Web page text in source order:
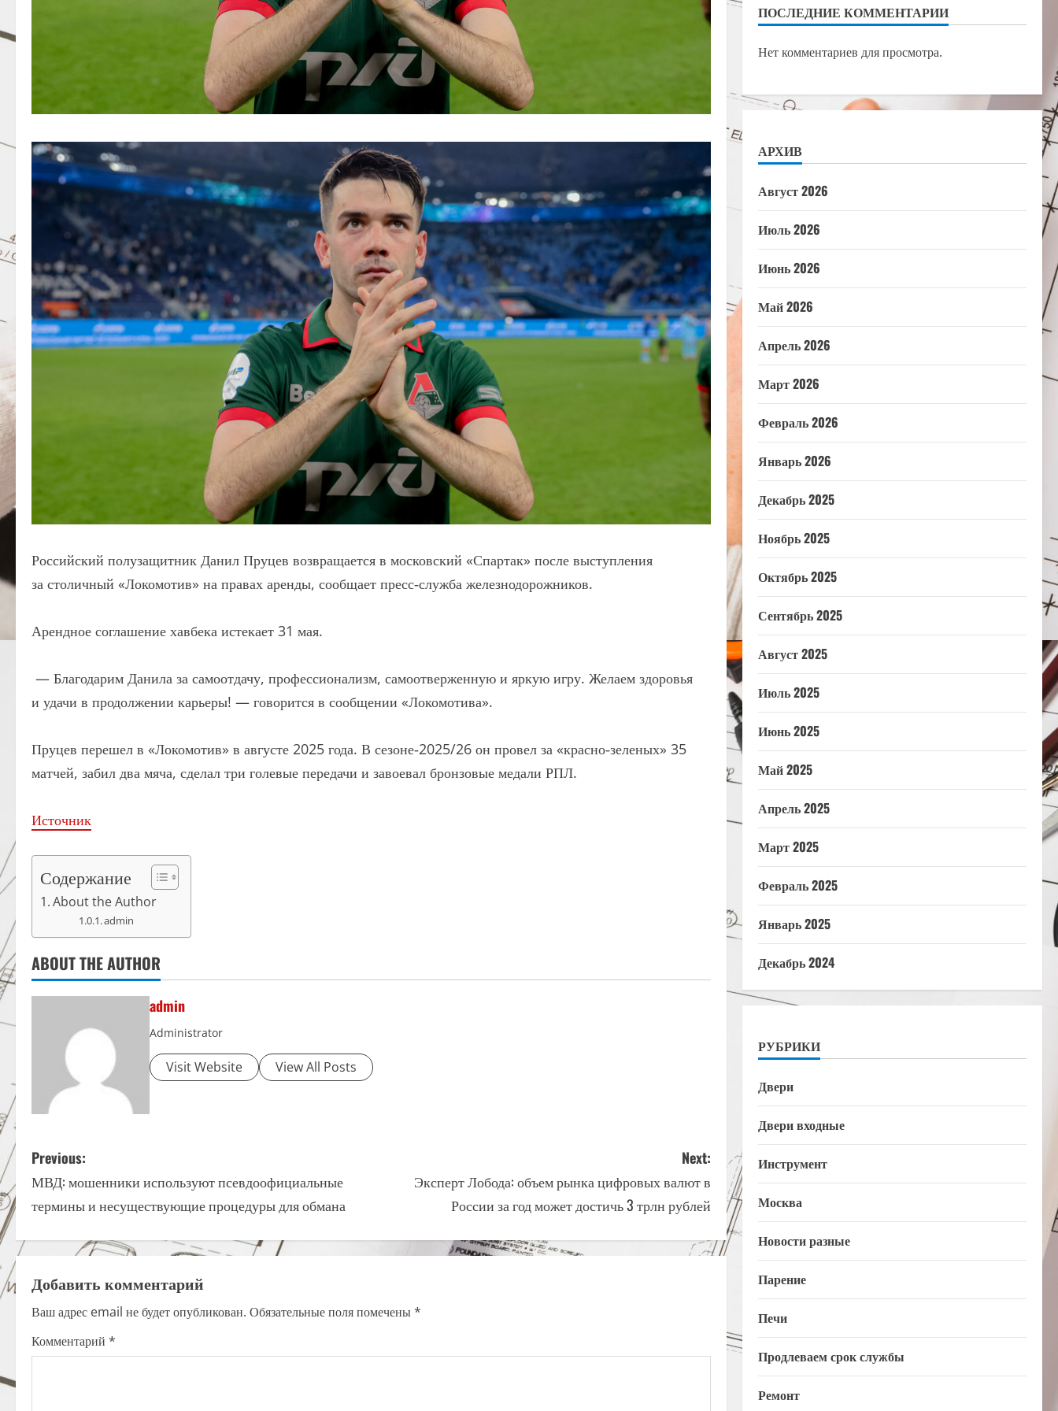
Российский полузащитник Данил Пруцев возвращается в московский «Спартак» после выступления
за столичный «Локомотив» на правах аренды, сообщает пресс‑служба железнодорожников.
Арендное соглашение хавбека истекает 31 мая.
— Благодарим Данила за самоотдачу, профессионализм, самоотверженную и яркую игру. Желаем здоровья
и удачи в продолжении карьеры! — говорится в сообщении «Локомотива».
Пруцев перешел в «Локомотив» в августе 2025 года. В сезоне‑2025/26 он провел за «красно‑зеленых» 35
матчей, забил два мяча, сделал три голевые передачи и завоевал бронзовые медали РПЛ.
Источник
Содержание
About the Author
admin
ABOUT THE AUTHOR
admin
Administrator
Visit Website View All Posts
P
o
n
a
v
Previous:
МВД: мошенники используют псевдоофициальные
термины и несуществующие процедуры для обмана
Next:
Эксперт Лобода: объем рынка цифровых валют в
России за год может достичь 3 трлн рублей
Добавить комментарий
Ваш адрес email не будет опубликован. Обязательные поля помечены*
Комментарий *
ПОСЛЕДНИЕ КОММЕНТАРИИ
Нет комментариев для просмотра.
АРХИВ
Август 2026
Июль 2026
Июнь 2026
Май 2026
Апрель 2026
Март 2026
Февраль 2026
Январь 2026
Декабрь 2025
Ноябрь 2025
Октябрь 2025
Сентябрь 2025
Август 2025
Июль 2025
Июнь 2025
Май 2025
Апрель 2025
Март 2025
Февраль 2025
Январь 2025
Декабрь 2024
РУБРИКИ
Двери
Двери входные
Инструмент
Москва
Новости разные
Парение
Печи
Продлеваем срок службы
Ремонт